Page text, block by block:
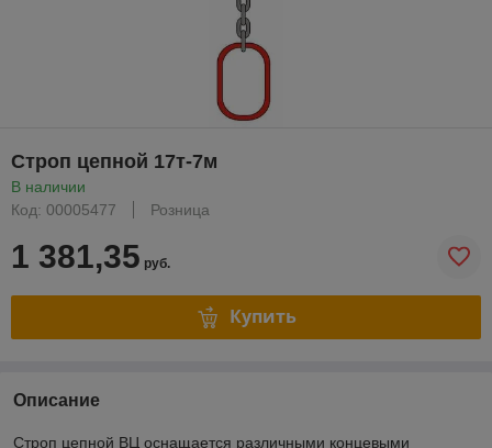
Строп цепной 17т-7м
В наличии
Код: 00005477
Розница
1 381,35 руб.
Купить
Описание
Строп цепной ВЦ оснащается различными концевыми